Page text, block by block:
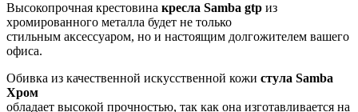
Высокопрочная крестовина кресла Samba gtp из
хромированного металла будет не только
стильным аксессуаром, но и настоящим долгожителем вашего
офиса.
Обивка из качественной искусственной кожи стула Samba
Хром
обладает высокой прочностью, так как она изготавливается на